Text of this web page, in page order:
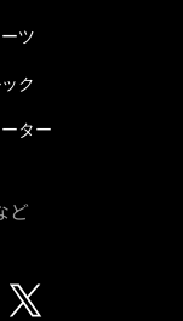
ツ
ク
ター
ど